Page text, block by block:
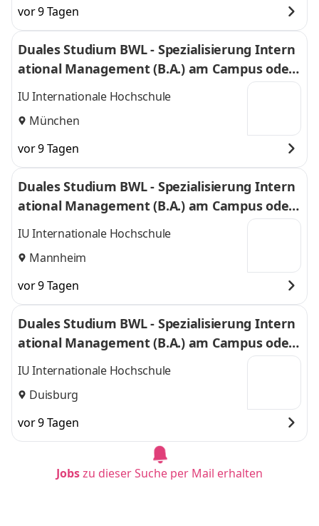
vor 9 Tagen
Duales Studium BWL - Spezialisierung Intern
ational Management (B.A.) am Campus oder
virtuell
IU Internationale Hochschule
München
vor 9 Tagen
Duales Studium BWL - Spezialisierung Intern
ational Management (B.A.) am Campus oder
virtuell
IU Internationale Hochschule
Mannheim
vor 9 Tagen
Duales Studium BWL - Spezialisierung Intern
ational Management (B.A.) am Campus oder
virtuell
IU Internationale Hochschule
Duisburg
vor 9 Tagen
Jobszu dieser Suche per Mail erhalten